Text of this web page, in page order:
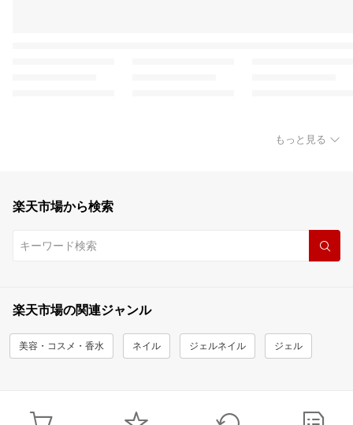
もっと見る
楽天市場から検索
楽天市場の関連ジャンル
美容・コスメ・香水 ネイル ジェルネイル ジェル